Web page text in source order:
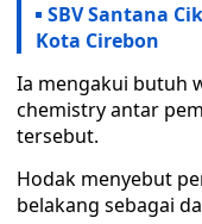
SBV Santana
Kota Cirebon
Ia mengakui butuh
chemistry antar
tersebut.
Hodak menyebut
belakang sebagai